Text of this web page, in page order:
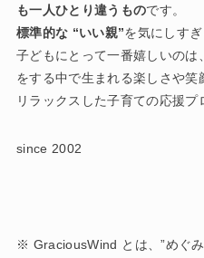
も一人ひとり違うものです。
標準的な “いい親”を気にしす
子どもにとって一番嬉しいのは
をする中で生まれる楽しさや
リラックスした子育ての応援プ
since 2002
※ GraciousWind とは、”めぐ